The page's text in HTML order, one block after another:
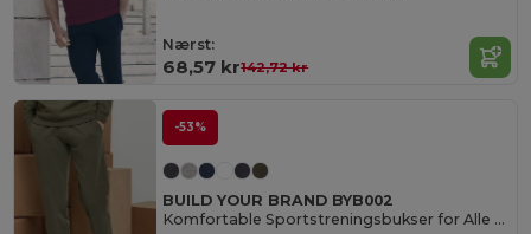
Nærst:
68,57 kr142,72 kr
-53%
BUILD YOUR BRAND BYB002
Komfortable Sportstreningsbukser for Alle Størrelser